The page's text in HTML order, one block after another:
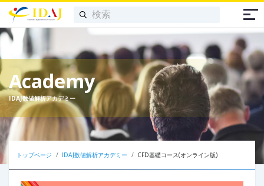
Academy
IDAJ数値解析アカデミー
トップページ IDAJ数値解析アカデミー CFD基礎コース(オンライン版)